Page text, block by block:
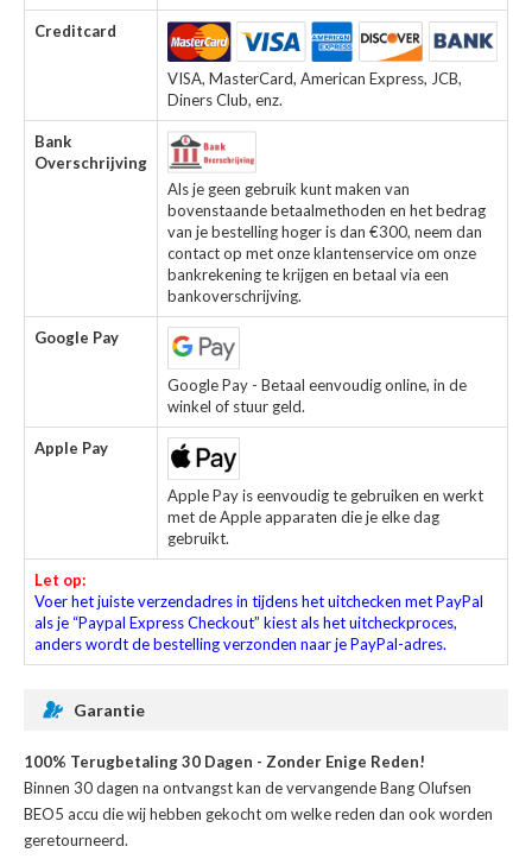
Creditcard
VISA, MasterCard, American Express, JCB,
Diners Club, enz.
Bank
Overschrijving
Als je geen gebruik kunt maken van
bovenstaande betaalmethoden en het bedrag
van je bestelling hoger is dan €300, neem dan
contact op met onze klantenservice om onze
bankrekening te krijgen en betaal via een
bankoverschrijving.
Google Pay
Google Pay - Betaal eenvoudig online, in de
winkel of stuur geld.
Apple Pay
Apple Pay is eenvoudig te gebruiken en werkt
met de Apple apparaten die je elke dag
gebruikt.
Let op:
Voer het juiste verzendadres in tijdens het uitchecken met PayPal
als je “Paypal Express Checkout” kiest als het uitcheckproces,
anders wordt de bestelling verzonden naar je PayPal-adres.
Garantie
100% Terugbetaling 30 Dagen - Zonder Enige Reden!
Binnen 30 dagen na ontvangst kan devervangende Bang Olufsen
BEO5 accu die wij hebben gekocht om welke reden dan ook worden
geretourneerd.